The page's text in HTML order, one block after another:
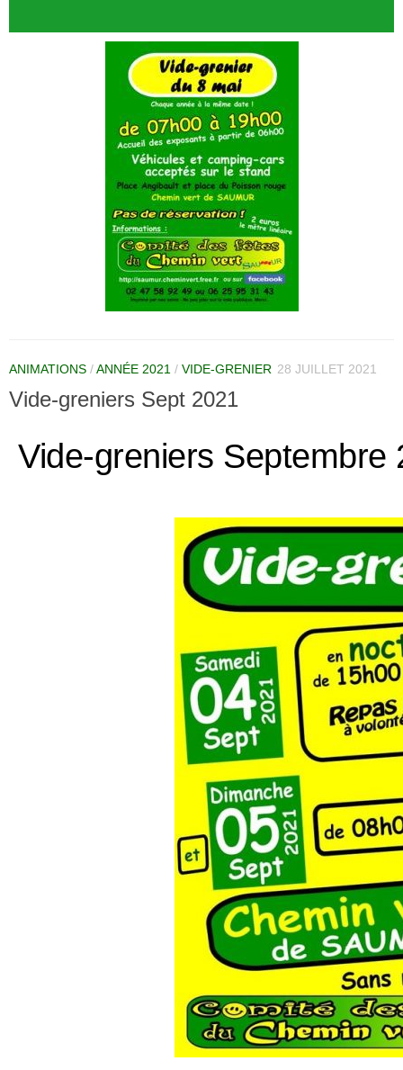
ANIMATIONS /ANNÉE 2021 / VIDE-GRENIER 28 JUILLET 2021
Vide-greniers Sept 2021
Vide-greniers Septembre